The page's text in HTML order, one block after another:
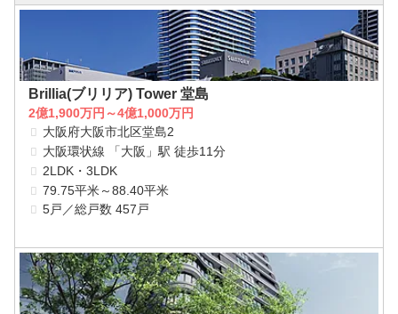
Brillia(ブリリア) Tower 堂島
2億1,900万円～4億1,000万円
大阪府大阪市北区堂島2
大阪環状線 「大阪」駅 徒歩11分
2LDK・3LDK
79.75平米～88.40平米
5戸／総戸数 457戸